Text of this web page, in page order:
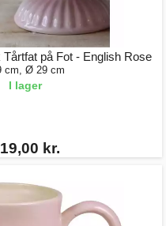
på Fot - English Rose
cm, Ø 29 cm
I lager
kr.